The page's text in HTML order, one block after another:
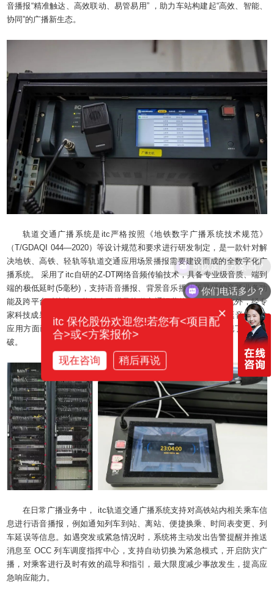
音播报“精准触达、高效联动、易管易用” ，助力车站构建起“高效、智能、
协同”的广播新生态。
轨道交通广播系统是itc严格按照《地铁数字广播系统技术规范》
（T/GDAQI 044—2020）等设计规范和要求进行研发制定，是一款针对解
决地铁、高铁、轻轨等轨道交通应用场景播报需要建设而成的全数字化广
播系统。 采用了itc自研的Z-DT网络音频传输技术，具备专业级音质、端到
端的极低延时(5毫秒)，支持语音播报、背景音乐播放等灵活的音频业务功
能及跨平台对接性 ，能够全面满足轨道交通运营的各项需求。此外，经专
家科技成果评价会鉴定， itc轨道交通广播系统在长距离和短时延音频传输
应用方面已达到国际先进水平 ，标志着itc在轨道交通领域实现了重要突
破。
在日常广播业务中， itc轨道交通广播系统支持对高铁站内相关乘车信
息进行语音播报，例如通知列车到站、离站、便捷换乘、时间表变更、列
车延误等信息。如遇突发或紧急情况时，系统将主动发出告警提醒并推送
消息至 OCC 列车调度指挥中心，支持自动切换为紧急模式，开启防灾广
播，对乘客进行及时有效的疏导和指引，最大限度减少事故发生，提高应
急响应能力。
你们电话多少？
×
itc 保伦股份欢迎您!若您有<项目配
合>或<方案报价>
现在咨询 稍后再说